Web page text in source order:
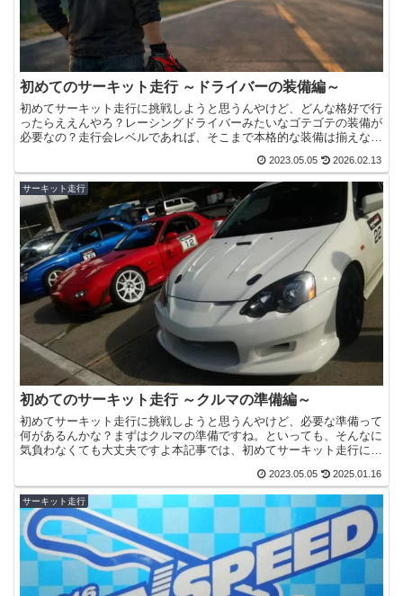
初めてのサーキット走行 ～ドライバーの装備編～
初めてサーキット走行に挑戦しようと思うんやけど、どんな格好で行
ったらええんやろ？レーシングドライバーみたいなゴテゴテの装備が
必要なの？走行会レベルであれば、そこまで本格的な装備は揃えなく
2023.05.05 2026.02.13
サーキット走行
初めてのサーキット走行 ～クルマの準備編～
初めてサーキット走行に挑戦しようと思うんやけど、必要な準備って
何があるんかな？まずはクルマの準備ですね。といっても、そんなに
気負わなくても大丈夫ですよ本記事では、初めてサーキット走行に挑
2023.05.05 2025.01.16
サーキット走行